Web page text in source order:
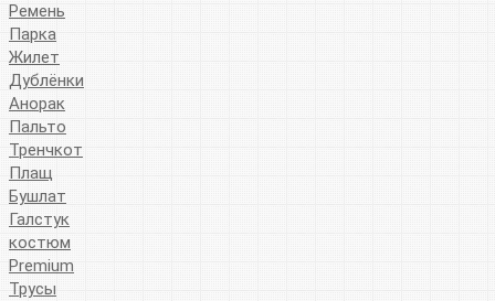
Ремень
Парка
Жилет
Дублёнки
Анорак
Пальто
Тренчкот
Плащ
Бушлат
Галстук
костюм
Premium
Трусы